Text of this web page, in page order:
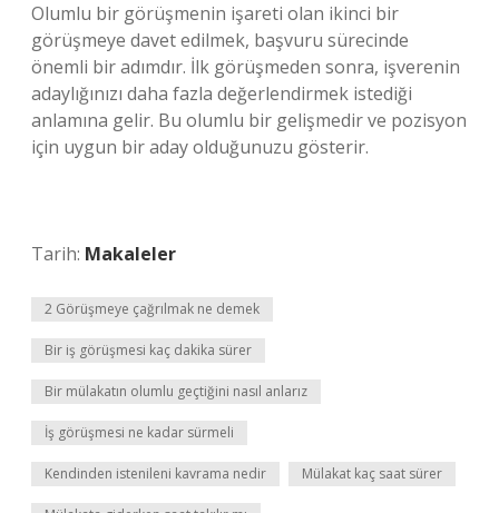
Olumlu bir görüşmenin işareti olan ikinci bir
görüşmeye davet edilmek, başvuru sürecinde
önemli bir adımdır. İlk görüşmeden sonra, işverenin
adaylığınızı daha fazla değerlendirmek istediği
anlamına gelir. Bu olumlu bir gelişmedir ve pozisyon
için uygun bir aday olduğunuzu gösterir.
Tarih: Makaleler
2 Görüşmeye çağrılmak ne demek
Bir iş görüşmesi kaç dakika sürer
Bir mülakatın olumlu geçtiğini nasıl anlarız
İş görüşmesi ne kadar sürmeli
Kendinden istenileni kavrama nedir Mülakat kaç saat sürer